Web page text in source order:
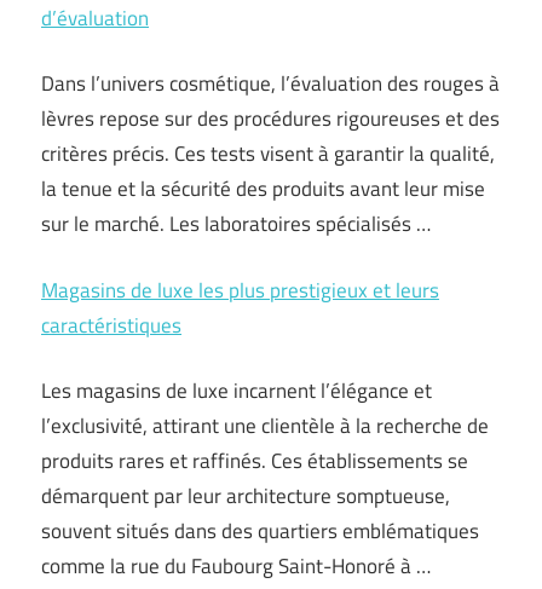
d’évaluation
Dans l’univers cosmétique, l’évaluation des rouges à
lèvres repose sur des procédures rigoureuses et des
critères précis. Ces tests visent à garantir la qualité,
la tenue et la sécurité des produits avant leur mise
sur le marché. Les laboratoires spécialisés …
Magasins de luxe les plus prestigieux et leurs
caractéristiques
Les magasins de luxe incarnent l’élégance et
l’exclusivité, attirant une clientèle à la recherche de
produits rares et raffinés. Ces établissements se
démarquent par leur architecture somptueuse,
souvent situés dans des quartiers emblématiques
comme la rue du Faubourg Saint-Honoré à …